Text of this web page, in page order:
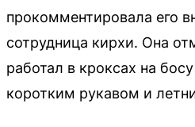
прокомментировала его
сотрудница кирхи. Она
работал в кроксах на
коротким рукавом и